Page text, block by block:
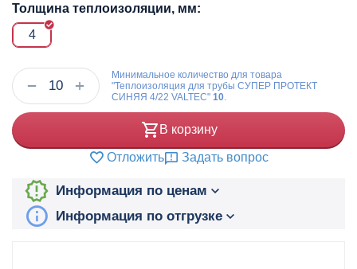
Толщина теплоизоляции, мм:
4
+
−
Минимальное количество для товара
"Теплоизоляция для трубы СУПЕР ПРОТЕКТ
СИНЯЯ 4/22 VALTEC" 10
В корзину
Отложить Задать вопрос
Информация по ценам
Информация по отгрузке